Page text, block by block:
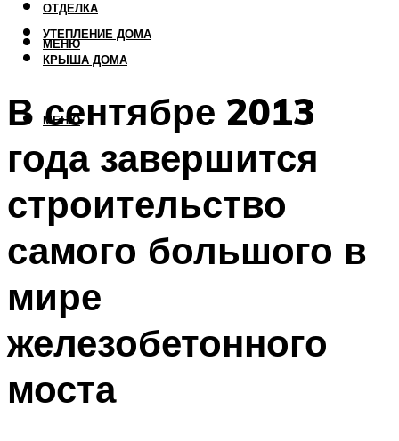
ОТДЕЛКА
УТЕПЛЕНИЕ ДОМА
КРЫША ДОМА
МЕНЮ
МЕНЮ
В сентябре 2013
года завершится
строительство
самого большого в
мире
железобетонного
моста